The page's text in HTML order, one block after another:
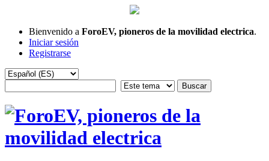
Bienvenido a ForoEV, pioneros de la movilidad electrica.
Iniciar sesión
Registrarse